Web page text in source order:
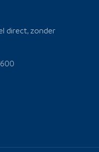
direct, zonder